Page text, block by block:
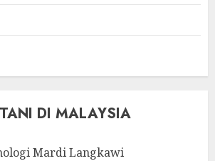
DI MALAYSIA
Mardi Langkawi